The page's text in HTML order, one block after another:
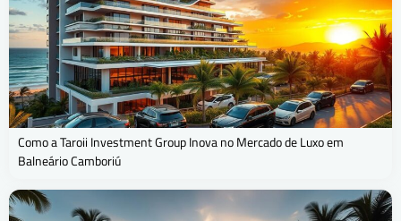
Como a Taroii Investment Group Inova no Mercado de Luxo em
Balneário Camboriú